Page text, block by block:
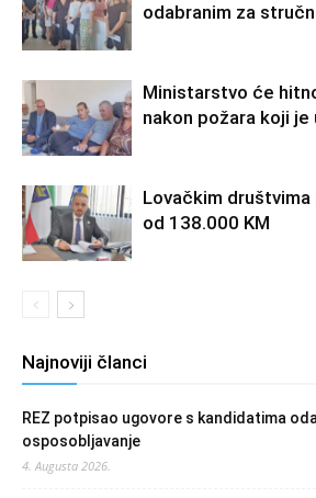
odabranim za
Ministarstvo će
nakon požara koji
Lovačkim
od 138.000 KM
Najnoviji članci
REZ potpisao ugovore s kandidatima
osposobljavanje
4. Augusta 2026.